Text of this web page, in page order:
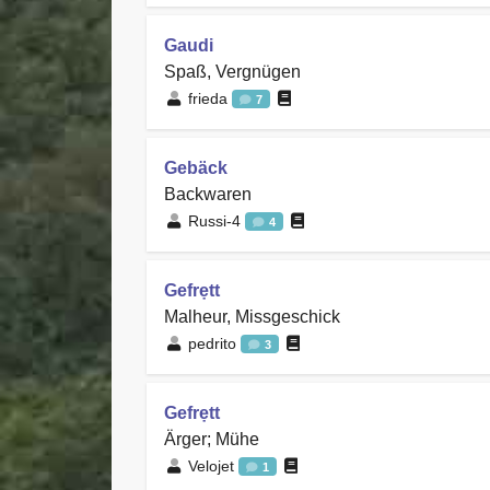
Gaudi
Spaß, Vergnügen
frieda 7
Gebäck
Backwaren
Russi-4 4
Gefrẹtt
Malheur, Missgeschick
pedrito 3
Gefrẹtt
Ärger; Mühe
Velojet 1